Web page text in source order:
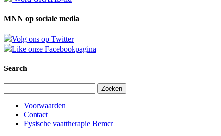
MNN op sociale media
Volg ons op Twitter
Like onze Facebookpagina
Search
naar:
Voorwaarden
Contact
Fysische vaattherapie Bemer